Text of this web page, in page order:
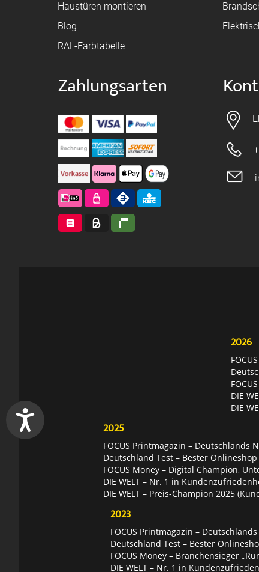
Haustüren montieren
Blog
RAL-Farbtabelle
Zahlungsarten
2026
DIE
DIE
2025
FOCUS Printmagazin – Deutschlands
Deutschland Test – Bester Onlineshop
FOCUS Money – Digital Champion,
DIE WELT – Nr. 1 in
DIE WELT – Preis-Champion 2025
2023
FOCUS Printmagazin –
Deutschland Test – Bester
FOCUS Money – Branchensieger
DIE WELT – Nr. 1 in